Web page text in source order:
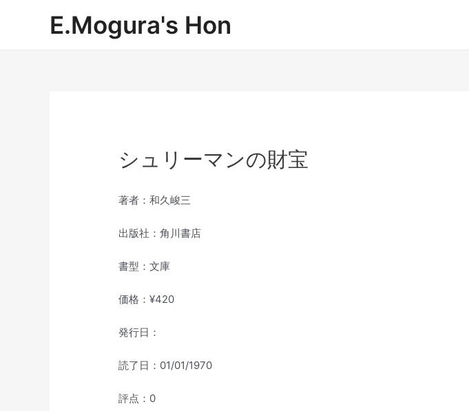
E.Mogura's Hon
シュリーマンの財宝
著者：和久峻三
出版社：角川書店
書型：文庫
価格：¥420
発行日：
読了日：01/01/1970
評点：0